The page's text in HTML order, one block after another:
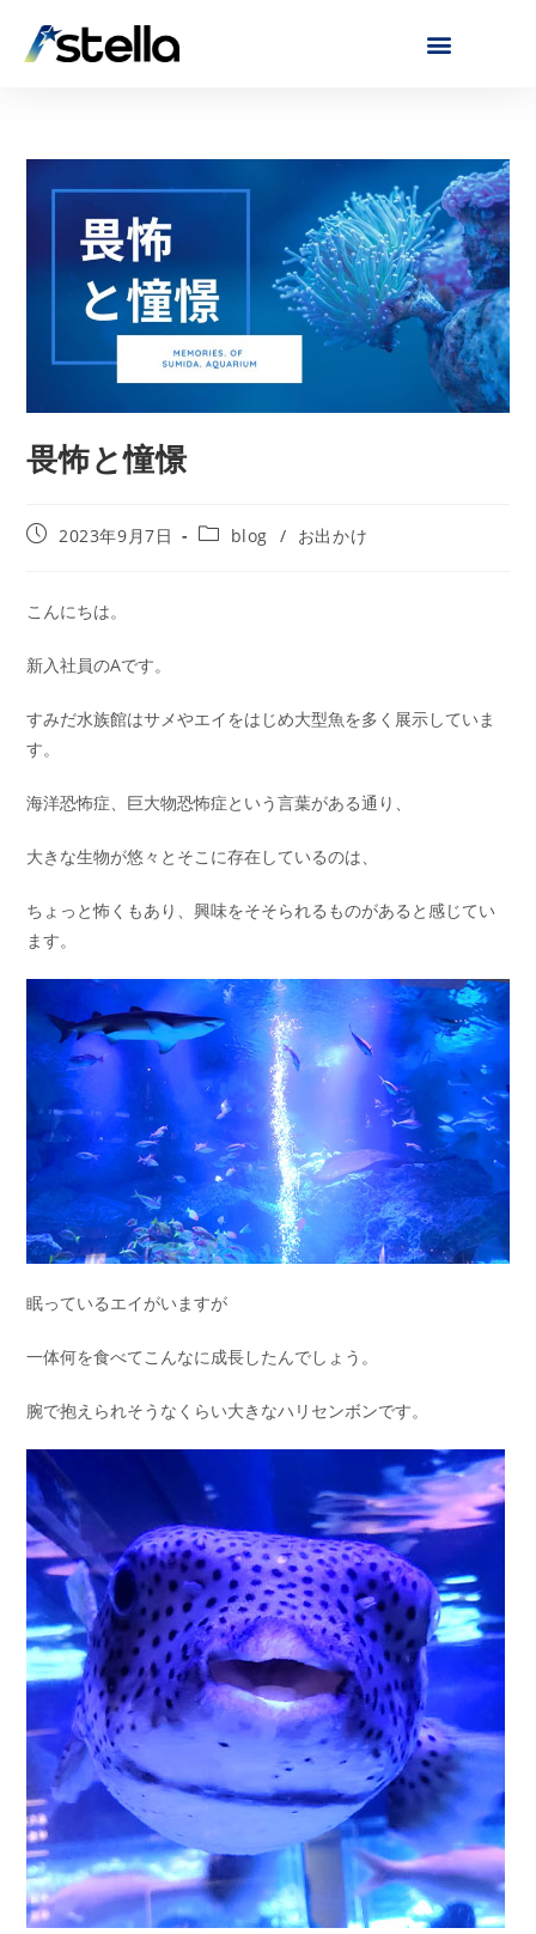
畏怖と憧憬
2023年9月7日 blog / お出かけ
こんにちは。
新入社員のAです。
すみだ水族館はサメやエイをはじめ大型魚を多く展示していま
す。
海洋恐怖症、巨大物恐怖症という言葉がある通り、
大きな生物が悠々とそこに存在しているのは、
ちょっと怖くもあり、興味をそそられるものがあると感じてい
ます。
眠っているエイがいますが
一体何を食べてこんなに成長したんでしょう。
腕で抱えられそうなくらい大きなハリセンボンです。